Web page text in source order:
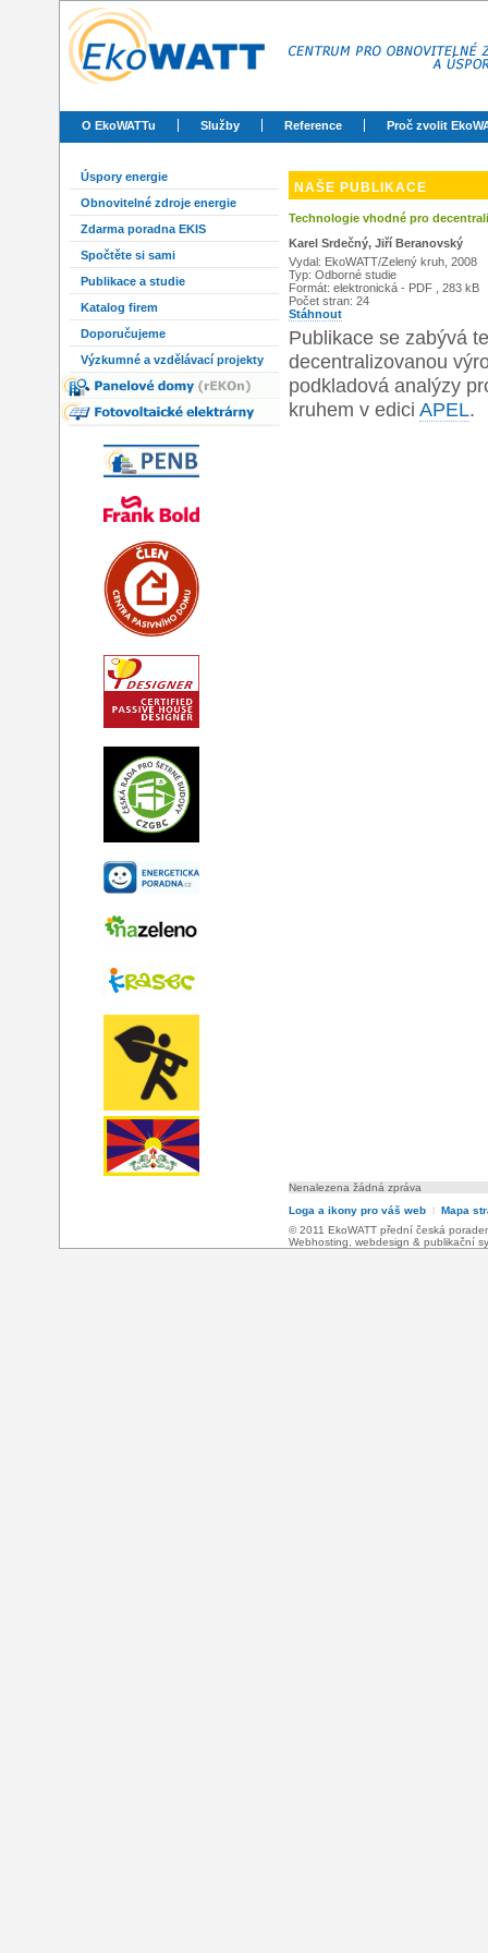
O EkoWATTu Služby Reference Proč zvolit
Úspory energie
Obnovitelné zdroje energie
Zdarma poradna EKIS
Spočtěte si sami
Publikace a studie
Katalog firem
Doporučujeme
Výzkumné a vzdělávací projekty
NAŠE PUBLIKACE
Technologie vhodné pro
Karel Srdečný, Jiří Beranovský
Vydal: EkoWATT/Zelený kruh, 2008
Typ: Odborné studie
Formát: elektronická - PDF , 283 kB
Počet stran: 24
Stáhnout
Publikace se zabývá
decentralizovanou
podkladová analýzy
kruhem v edici APEL.
Nenalezena žádná zpráva
Loga a ikony pro váš web l Mapa
© 2011 EkoWATT přední česká
Webhosting
webdesign & publikační